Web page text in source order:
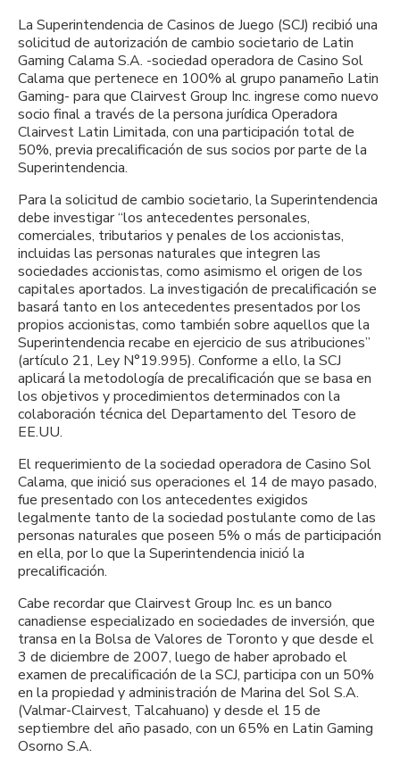
La Superintendencia de Casinos de Juego (SCJ) recibió una
solicitud de autorización de cambio societario de Latin
Gaming Calama S.A. -sociedad operadora de Casino Sol
Calama que pertenece en 100% al grupo panameño Latin
Gaming- para que Clairvest Group Inc. ingrese como nuevo
socio final a través de la persona jurídica Operadora
Clairvest Latin Limitada, con una participación total de
50%, previa precalificación de sus socios por parte de la
Superintendencia.
Para la solicitud de cambio societario, la Superintendencia
debe investigar “los antecedentes personales,
comerciales, tributarios y penales de los accionistas,
incluidas las personas naturales que integren las
sociedades accionistas, como asimismo el origen de los
capitales aportados. La investigación de precalificación se
basará tanto en los antecedentes presentados por los
propios accionistas, como también sobre aquellos que la
Superintendencia recabe en ejercicio de sus atribuciones”
(artículo 21, Ley N°19.995). Conforme a ello, la SCJ
aplicará la metodología de precalificación que se basa en
los objetivos y procedimientos determinados con la
colaboración técnica del Departamento del Tesoro de
EE.UU.
El requerimiento de la sociedad operadora de Casino Sol
Calama, que inició sus operaciones el 14 de mayo pasado,
fue presentado con los antecedentes exigidos
legalmente tanto de la sociedad postulante como de las
personas naturales que poseen 5% o más de participación
en ella, por lo que la Superintendencia inició la
precalificación.
Cabe recordar que Clairvest Group Inc. es un banco
canadiense especializado en sociedades de inversión, que
transa en la Bolsa de Valores de Toronto y que desde el
3 de diciembre de 2007, luego de haber aprobado el
examen de precalificación de la SCJ, participa con un 50%
en la propiedad y administración de Marina del Sol S.A.
(Valmar-Clairvest, Talcahuano) y desde el 15 de
septiembre del año pasado, con un 65% en Latin Gaming
Osorno S.A.